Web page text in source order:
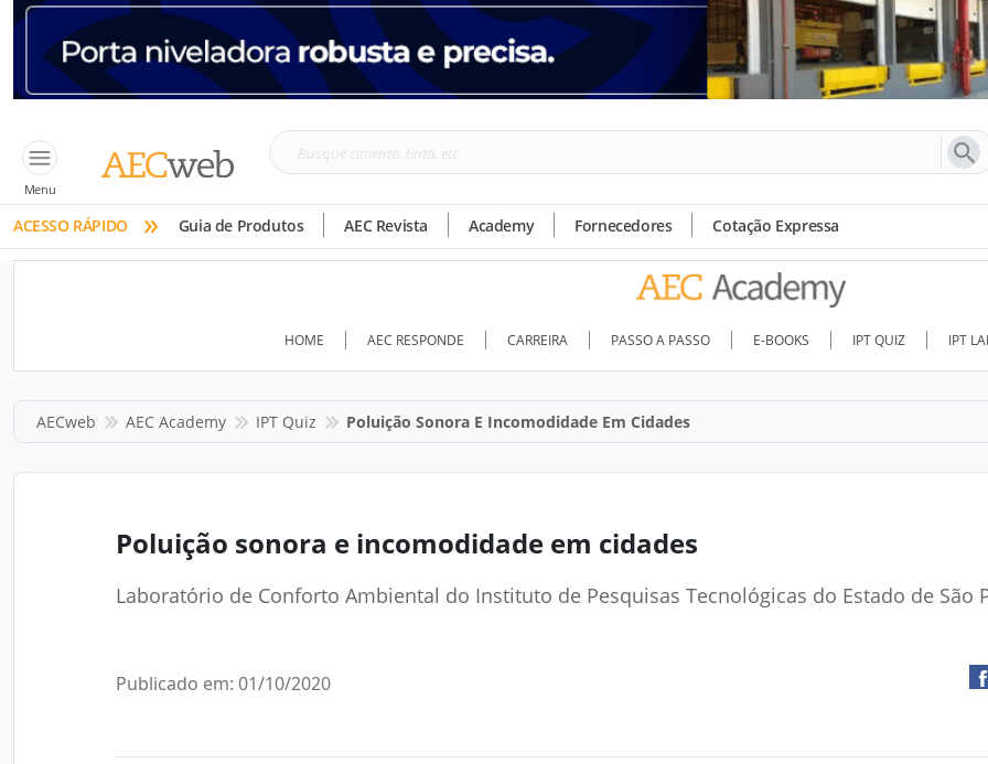
Menu
Busque
tinta,
etc
ACESSO RÁPIDO » Guia de Produtos AEC Revista Academy Fornecedores Cotação Expressa
HOME AEC RESPONDE CARREIRA PASSO A PASSO E-BOOKS IPT QUIZ IPT
AECweb AEC Academy IPT Quiz Poluição Sonora E Incomodidade Em Cidades
Poluição sonora e incomodidade em cidades
Laboratório de Conforto Ambiental do Instituto de Pesquisas Tecnológicas do Estado de São
Publicado em: 01/10/2020